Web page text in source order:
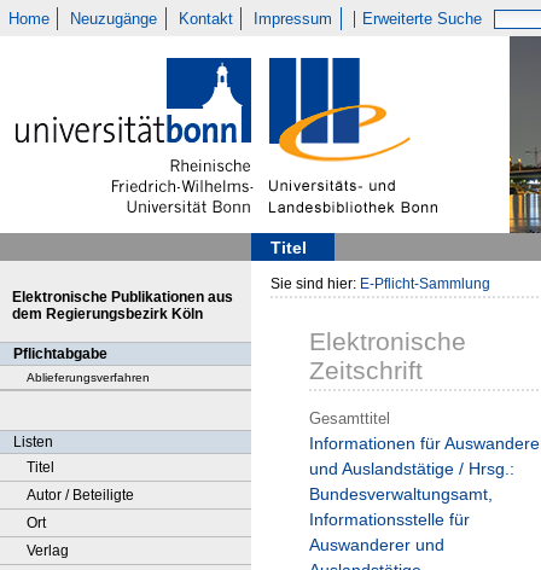
Home Neuzugänge Kontakt Impressum Erweiterte Suche
Titel
Elektronische Publikationen aus
dem Regierungsbezirk Köln
Pflichtabgabe
Ablieferungsverfahren
Listen
Titel
Autor / Beteiligte
Ort
Verlag
Sie sind hier: E-Pflicht-Sammlung
Elektronische
Zeitschrift
Gesamttitel
Informationen für
und Auslandstätige / Hrsg.:
Bundesverwaltungsamt,
Informationsstelle für
Auswanderer und